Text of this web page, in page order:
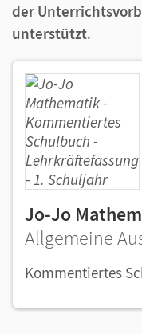
der
unterstützt.
Jo-Jo
Allgemeine
Kommentiertes